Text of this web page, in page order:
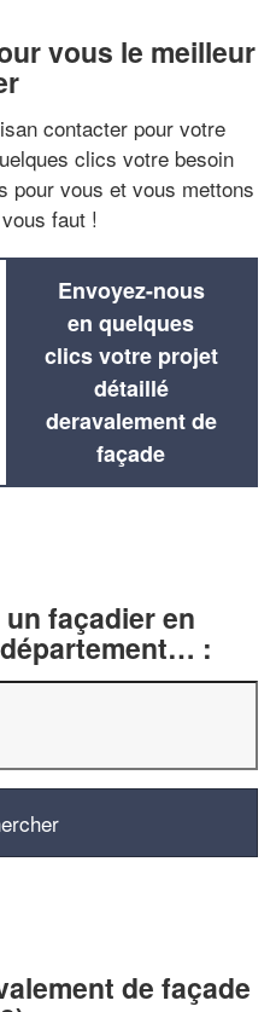
vous le meilleur
contacter pour votre
clics votre besoin
pour vous et vous mettons
faut !
Envoyez-nous
en quelques
clics votre projet
détaillé
deravalement de
façade
façadier en
:
de façade